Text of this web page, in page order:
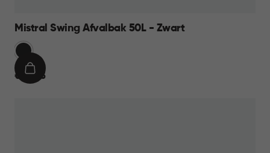
Mistral Swing Afvalbak 50L - Zwart
Zwart
€
€ 23,95
IN